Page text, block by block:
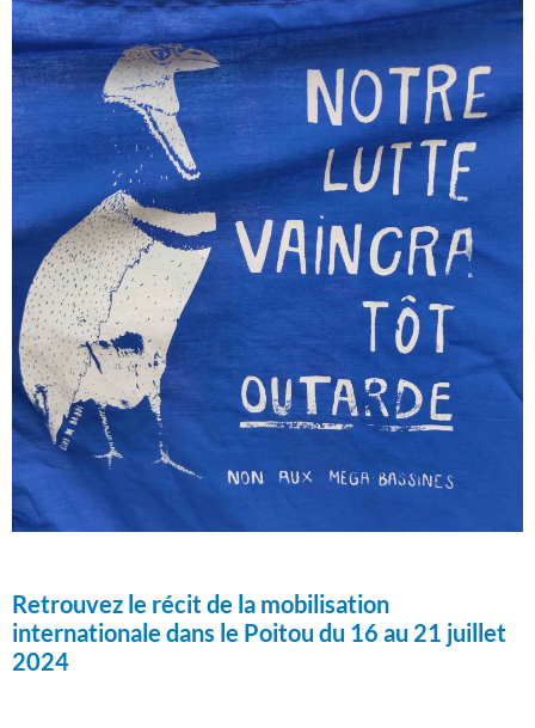
Retrouvez le récit de la mobilisation
internationale dans le Poitou du 16 au 21 juillet
2024